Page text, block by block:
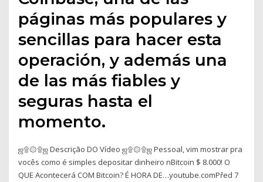
páginas más populares y
sencillas para hacer esta
operación, y además una
de las más fiables y
seguras hasta el
momento.
ஜ۩۞۩ஜ Descrição DO Vídeo ஜ۩۞۩ஜ Pessoal, vim mostrar pra
vocês como é simples depositar dinheiro nBitcoin $ 8.000! O
QUE Acontecerá COM Bitcoin? É HORA DE…youtube.comPřed 7